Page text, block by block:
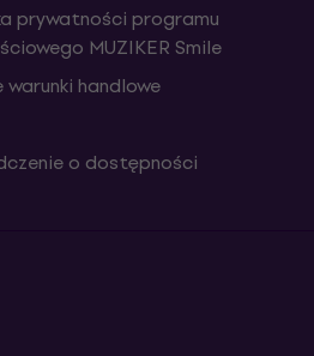
prywatności programu
MUZIKER Smile
warunki handlowe
o dostępności